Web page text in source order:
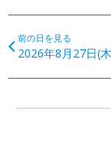
前の日を見る
2026年8月27日(